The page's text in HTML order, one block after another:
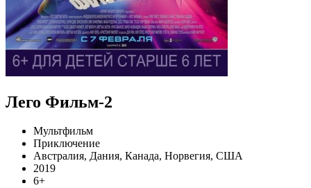
Лего Фильм-2
Мультфильм
Приключение
Австралия, Дания, Канада, Норвегия, США
2019
6+